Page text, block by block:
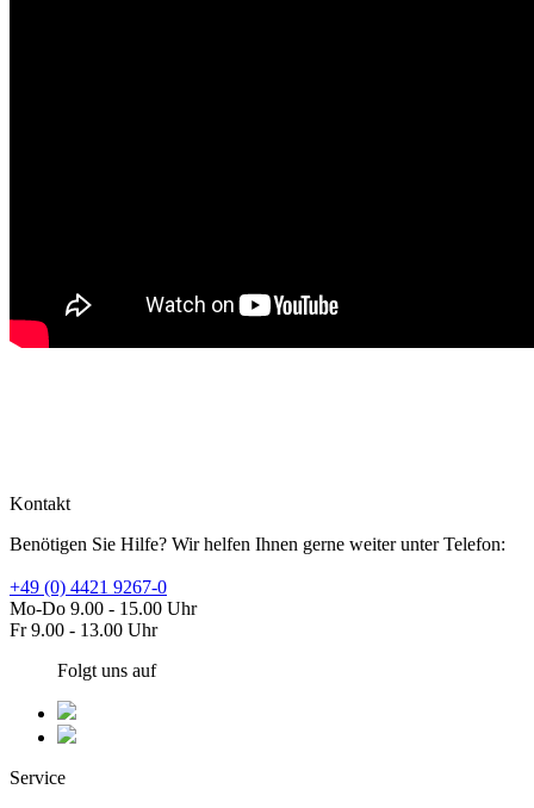
Kontakt
Benötigen Sie Hilfe? Wir helfen Ihnen gerne weiter unter Telefon:
+49 (0) 4421 9267-0
Mo-Do 9.00 - 15.00 Uhr
Fr 9.00 - 13.00 Uhr
Folgt uns auf
Service